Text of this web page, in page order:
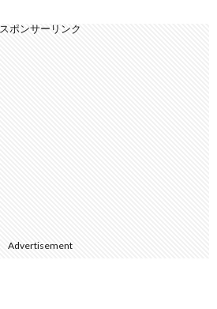
スポンサーリンク
Advertisement